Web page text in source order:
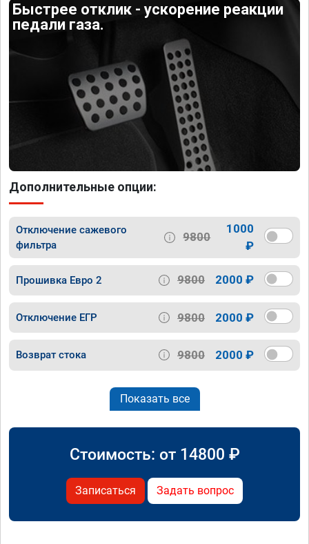
Быстрее отклик - ускорение реакции
педали газа.
Дополнительные опции:
Отключение сажевого
фильтра
9800
1000
₽
Прошивка Евро 2 9800 2000 ₽
Отключение ЕГР 9800 2000 ₽
Возврат стока 9800 2000 ₽
Показать все
Стоимость: от 14800 ₽
Записаться Задать вопрос